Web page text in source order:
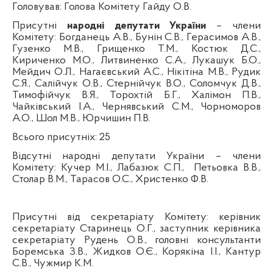
Головував: Голова Комітету Гайду О.В.
Присутні
народні депутати України – члени
Комітету: Богданець А.В., Бунін С.В., Герасимов А.В.,
Гузенко М.В.,
Грищенко Т.М., Костюк Д.С.,
Кириченко М.О., Литвиненко С.А.,Лукашук Б.О.,
Мейдич О.Л., Нагаєвський А.С., Нікітіна М.В., Рудик
С.Я., Салійчук О.В., Стернійчук В.О., Соломчук Д.В.,
Тимофійчук В.Я., Торохтій Б.Г., Халімон П.В.,
Чайківський І.А., Чернявський С.М., Чорноморов
А.О., Шол М.В., Юрчишин П.В.
Всього присутніх: 25
Відсутні народні депутати України – члени
Комітету: Кучер М.І., Лабазюк С.П.,
Петьовка В.В.,
Столар В.М., Тарасов О.С., Христенко Ф.В.
Присутні від секретаріату Комітету: керівник
секретаріату Старинець О.Г., заступник керівника
секретаріату Рудень О.В., головні консультанти
Боремська З.В., Жидков О.Є., Корякіна І.І., Кантур
С.В., Чужмир К.М.